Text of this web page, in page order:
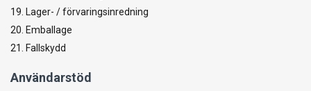
19. Lager- / förvaringsinredning
20. Emballage
21. Fallskydd
Användarstöd